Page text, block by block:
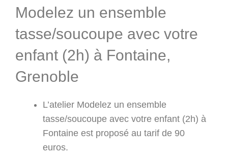
Modelez un ensemble
tasse/soucoupe avec votre
enfant (2h) à Fontaine,
Grenoble
L’atelier Modelez un ensemble
tasse/soucoupe avec votre enfant (2h) à
Fontaine est proposé au tarif de 90
euros.